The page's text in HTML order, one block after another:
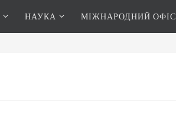
НАУКА МІЖНАРОДНИЙ ОФІС